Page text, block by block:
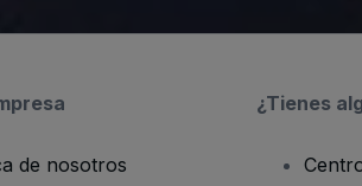
de nosotros
¿Tienes